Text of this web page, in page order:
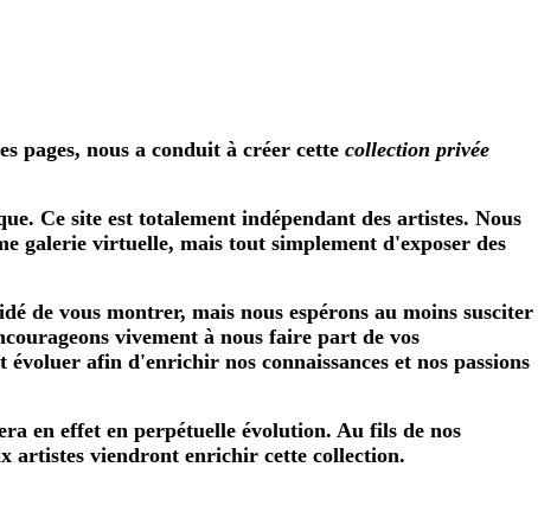
pages, nous a conduit à créer cette collection privée
Ce site est totalement indépendant des artistes. Nous
galerie virtuelle, mais tout simplement d'exposer des
de vous montrer, mais nous espérons au moins susciter
vivement à nous faire part de vos
afin d'enrichir nos connaissances et nos passions
en effet en perpétuelle évolution. Au fils de nos
artistes viendront enrichir cette collection.